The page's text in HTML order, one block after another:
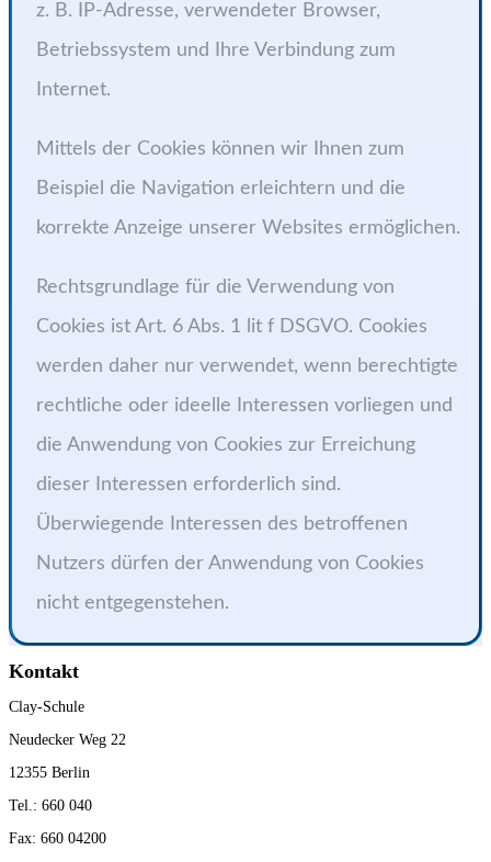
z. B. IP-Adresse, verwendeter Browser,
Betriebssystem und Ihre Verbindung zum
Internet.
Mittels der Cookies können wir Ihnen zum
Beispiel die Navigation erleichtern und die
korrekte Anzeige unserer Websites ermöglichen.
Rechtsgrundlage für die Verwendung von
Cookies ist Art. 6 Abs. 1 lit f DSGVO. Cookies
werden daher nur verwendet, wenn berechtigte
rechtliche oder ideelle Interessen vorliegen und
die Anwendung von Cookies zur Erreichung
dieser Interessen erforderlich sind.
Überwiegende Interessen des betroffenen
Nutzers dürfen der Anwendung von Cookies
nicht entgegenstehen.
Kontakt
Clay-Schule
Neudecker Weg 22
12355 Berlin
Tel.: 660 040
Fax: 660 04200